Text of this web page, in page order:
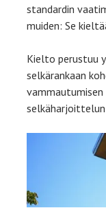
standardin
muiden: Se
Kielto perustuu
selkärankaan
vammautumisen